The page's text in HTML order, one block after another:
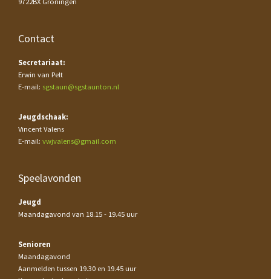
Contact
Secretariaat:
Erwin van Pelt
E-mail: sgstaun@sgstaunton.nl
Jeugdschaak:
Vincent Valens
E-mail: vwjvalens@gmail.com
Speelavonden
Jeugd
Maandagavond van 18.15 - 19.45 uur
Senioren
Maandagavond
Aanmelden tussen 19.30 en 19.45 uur